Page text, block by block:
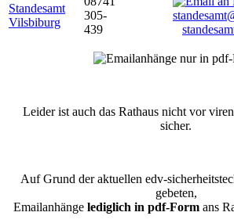
Standesamt
Vilsbiburg
305-
439
Leider ist auch das Rathaus nicht vor
sicher.
Auf Grund der aktuellen edv-
gebeten,
Emailanhänge lediglich in pdf-Formans